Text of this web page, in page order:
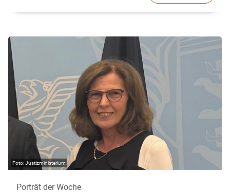
Justizministerium
Porträt der Woche